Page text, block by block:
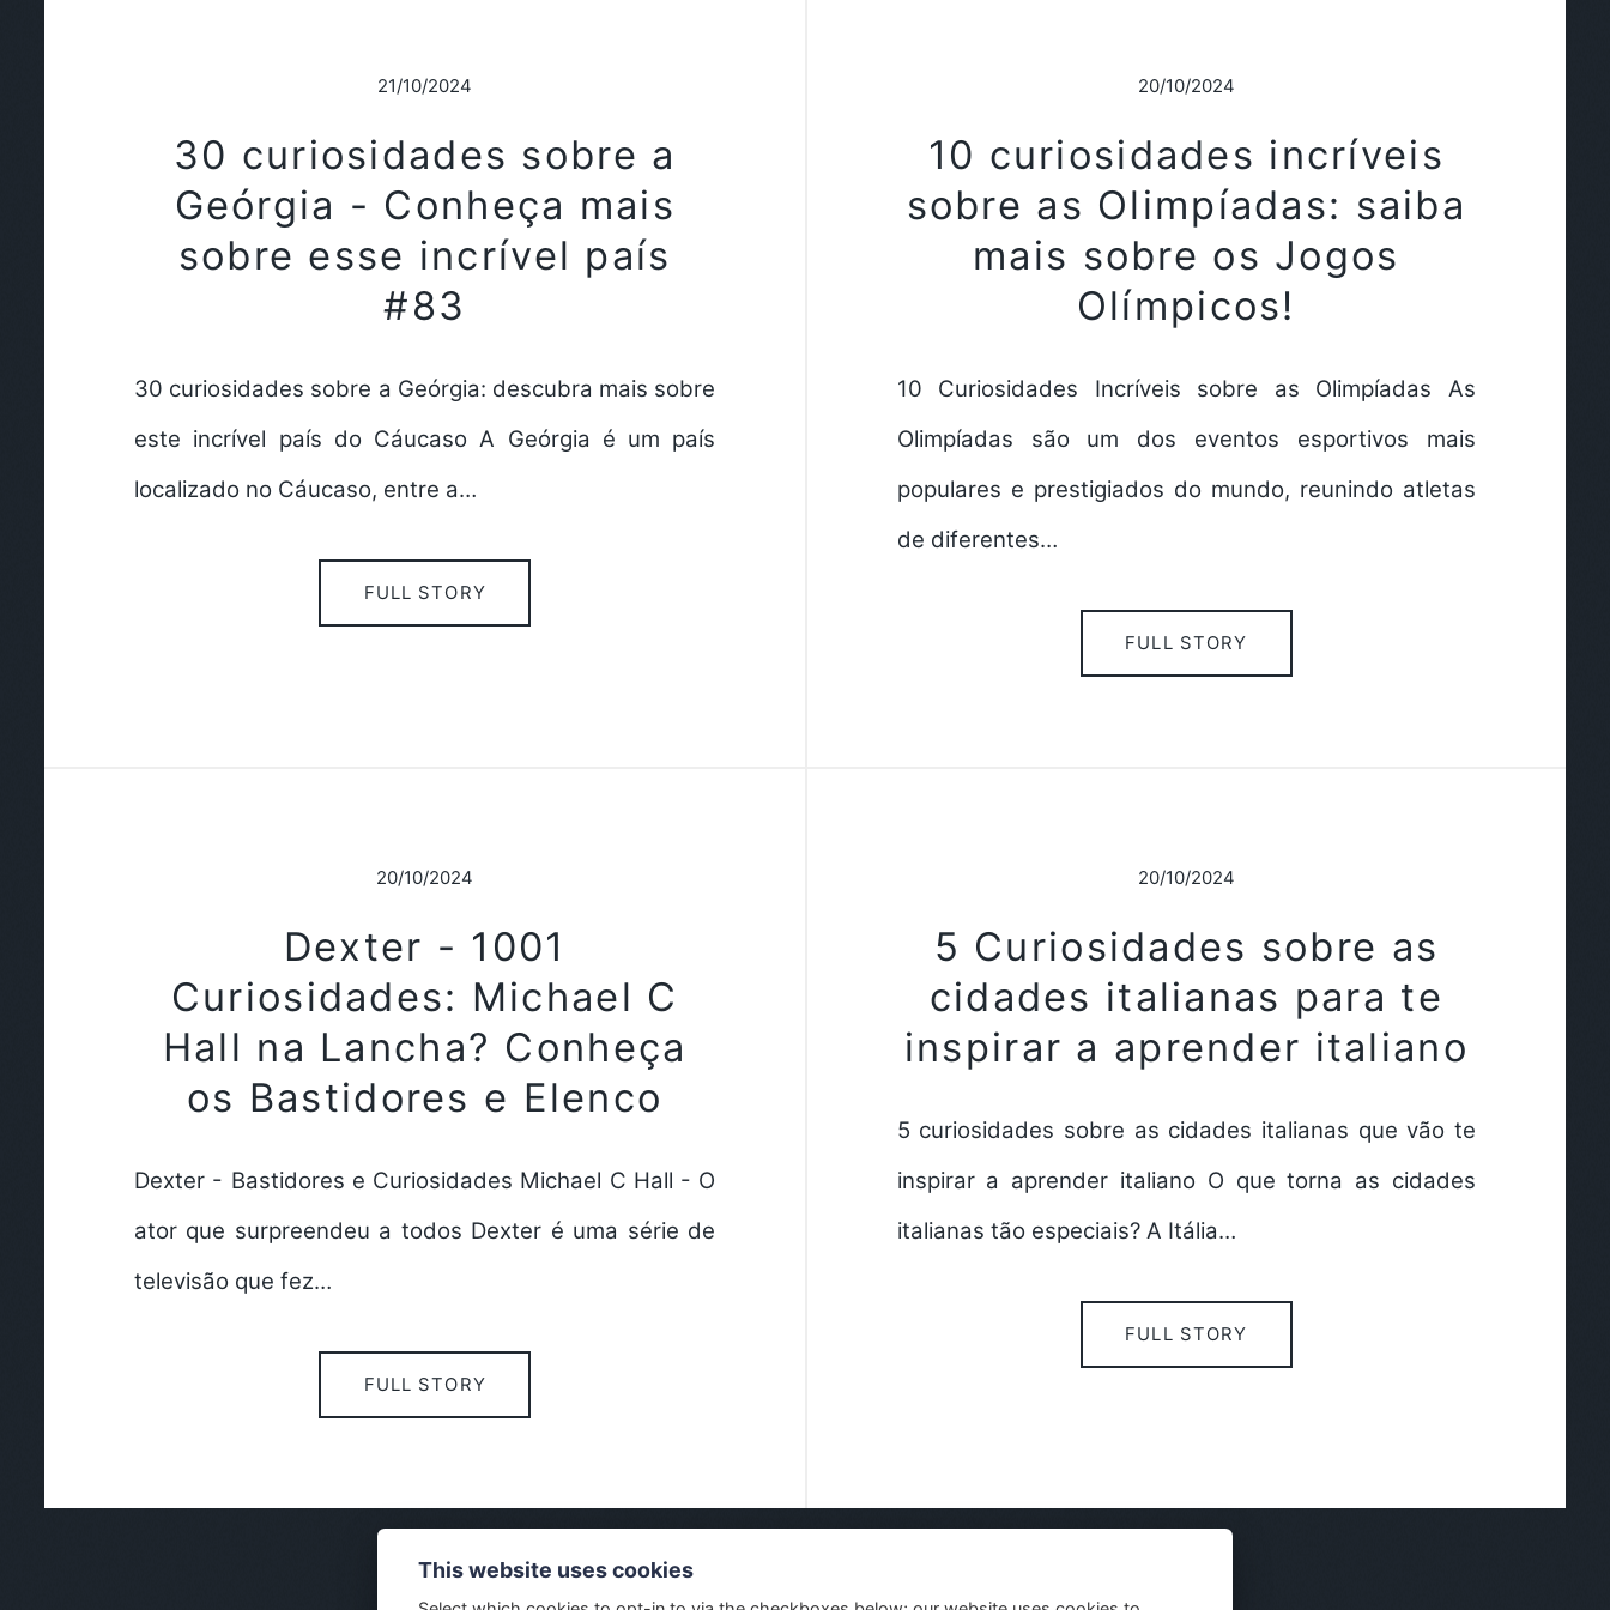
21/10/2024
30 curiosidades sobre a
Geórgia - Conheça mais
sobre esse incrível país
#83
30 curiosidades sobre a Geórgia: descubra mais sobre
este incrível país do Cáucaso A Geórgia é um país
localizado no Cáucaso, entre a…
FULL STORY
20/10/2024
10 curiosidades incríveis
sobre as Olimpíadas: saiba
mais sobre os Jogos
Olímpicos!
10 Curiosidades Incríveis sobre as Olimpíadas As
Olimpíadas são um dos eventos esportivos mais
populares e prestigiados do mundo, reunindo atletas
de diferentes…
FULL STORY
20/10/2024
Dexter - 1001
Curiosidades: Michael C
Hall na Lancha? Conheça
os Bastidores e Elenco
Dexter - Bastidores e Curiosidades Michael C Hall - O
ator que surpreendeu a todos Dexter é uma série de
televisão que fez…
FULL STORY
20/10/2024
5 Curiosidades sobre as
cidades italianas para te
inspirar a aprender italiano
5 curiosidades sobre as cidades italianas que vão te
inspirar a aprender italiano O que torna as cidades
italianas tão especiais? A Itália…
FULL STORY
This website uses cookies